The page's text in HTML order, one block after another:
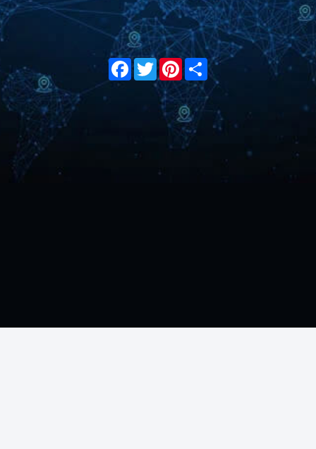
Facebook
TwitterPinterest
Share